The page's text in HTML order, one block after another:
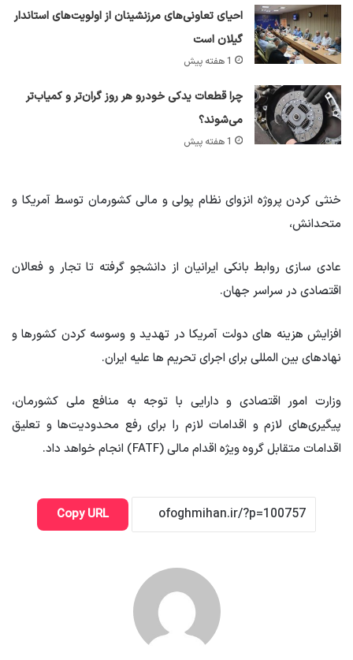
احیای تعاونی‌های مرزنشینان از اولویت‌های استاندار
گیلان است
1 هفته پیش
چرا قطعات یدکی خودرو هر روز گران‌تر و کمیاب‌تر
می‌شوند؟
1 هفته پیش
خنثی کردن پروژه انزوای نظام پولی و مالی کشورمان توسط آمریکا و
متحدانش،
عادی سازی روابط بانکی ایرانیان از دانشجو گرفته تا تجار و فعالان
اقتصادی در سراسر جهان.
افزایش هزینه های دولت آمریکا در تهدید و وسوسه کردن کشورها و
نهادهای بین المللی برای اجرای تحریم ها علیه ایران.
وزارت امور اقتصادی و دارایی با توجه به منافع ملی کشورمان،
پیگیری‌های لازم و اقدامات لازم را برای رفع محدودیت‌ها و تعلیق
اقدامات متقابل گروه ویژه اقدام مالی (FATF) انجام خواهد داد.
Copy URL